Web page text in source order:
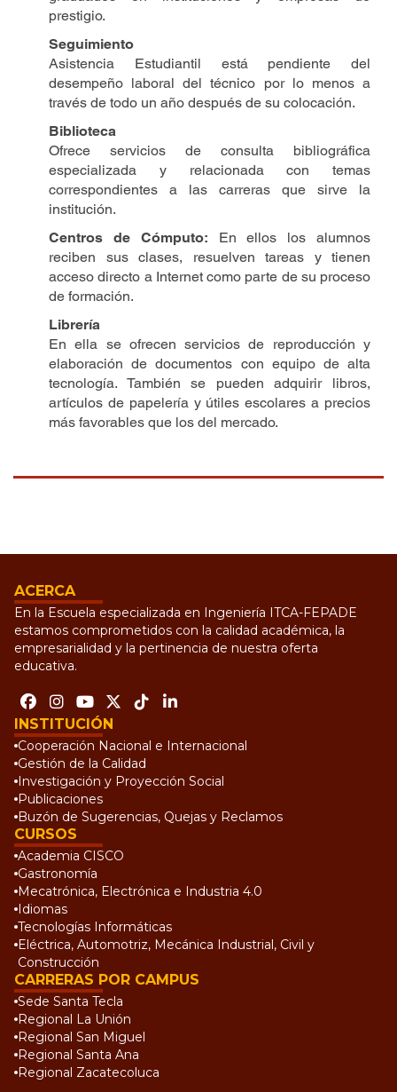
prestigio.
Seguimiento
Asistencia Estudiantil está pendiente del
desempeño laboral del técnico por lo menos a
través de todo un año después de su colocación.
Biblioteca
Ofrece servicios de consulta bibliográfica
especializada y relacionada con temas
correspondientes a las carreras que sirve la
institución.
Centros de Cómputo: En ellos los alumnos
reciben sus clases, resuelven tareas y tienen
acceso directo a Internet como parte de su proceso
de formación.
Librería
En ella se ofrecen servicios de reproducción y
elaboración de documentos con equipo de alta
tecnología. También se pueden adquirir libros,
artículos de papelería y útiles escolares a precios
más favorables que los del mercado.
ACERCA
En la Escuela especializada en Ingeniería ITCA-FEPADE
estamos comprometidos con la calidad académica, la
empresarialidad y la pertinencia de nuestra oferta
educativa.
INSTITUCIÓN
Cooperación Nacional e Internacional
Gestión de la Calidad
Investigación y Proyección Social
Publicaciones
Buzón de Sugerencias, Quejas y Reclamos
CURSOS
Academia CISCO
Gastronomía
Mecatrónica, Electrónica e Industria 4.0
Idiomas
Tecnologías Informáticas
Eléctrica, Automotriz, Mecánica Industrial, Civil y
Construcción
CARRERAS POR CAMPUS
Sede Santa Tecla
Regional La Unión
Regional San Miguel
Regional Santa Ana
Regional Zacatecoluca